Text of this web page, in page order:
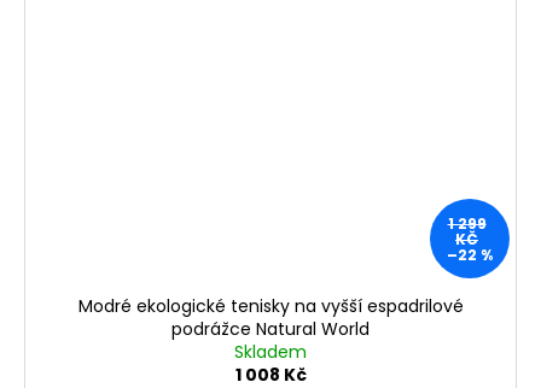
1 299
KČ
–22 %
Modré ekologické tenisky na vyšší espadrilové
podrážce Natural World
Skladem
1 008 Kč